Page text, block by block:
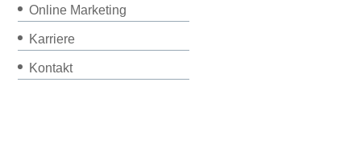
Online Marketing
Karriere
Kontakt